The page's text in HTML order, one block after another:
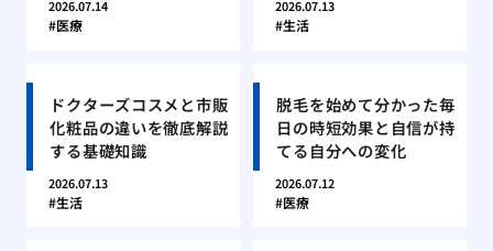
2026.07.14
医療
2026.07.13
生活
ドクターズコスメと市販
化粧品の違いを徹底解説
する基礎知識
2026.07.13
生活
脱毛を始めて分かった毎
日の時短効果と自信が持
てる自分への変化
2026.07.12
医療